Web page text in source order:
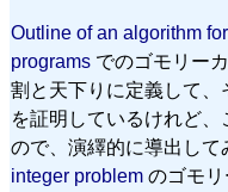
Outline of an algorithm
programs でのゴモリー
割と天下りに定義して、
を証明しているけれど
ので、演繹的に導出して
integer problem のゴモ